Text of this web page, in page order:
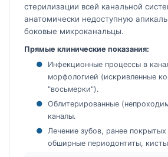
стерилизации всей канальной
анатомически недоступную
боковые микроканальцы.
Прямые клинические показания:
Инфекционные процессы в
морфологией (искривленные
"восьмерки").
Облитерированные
каналы.
Лечение зубов, ранее
обширные периодонтиты,